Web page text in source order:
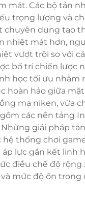
Các bộ tản
trọng lượng và
chuyên dụng tạo
nhiệt mát hơn,
vượt trội so với
bố trí chiến lược
học tối ưu
hảo giữa
mạ niken, vừa
các nền tảng
giải pháp
thống chơi
lực gắn kết linh
điều chế độ
mức độ ồn